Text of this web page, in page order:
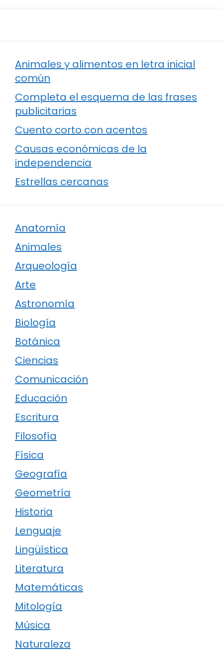
Animales y alimentos en letra inicial
común
Completa el esquema de las frases
publicitarias
Cuento corto con acentos
Causas económicas de la
independencia
Estrellas cercanas
Anatomía
Animales
Arqueología
Arte
Astronomía
Biología
Botánica
Ciencias
Comunicación
Educación
Escritura
Filosofía
Física
Geografía
Geometría
Historia
Lenguaje
Lingüística
Literatura
Matemáticas
Mitología
Música
Naturaleza